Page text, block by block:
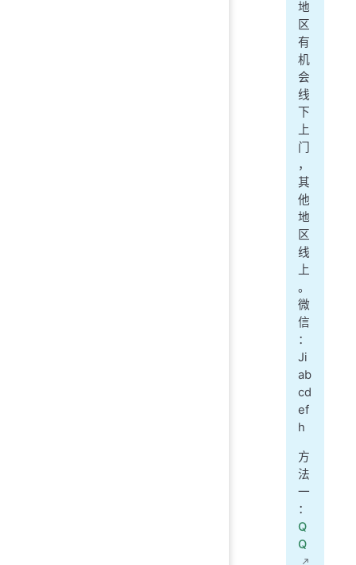
地
区
有
机
会
线
下
上
门
，
其
他
地
区
线
上
。
微
信
：
Ji
ab
cd
ef
h
方
法
一
：
Q
Q